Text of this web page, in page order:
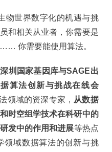
世界数字化的机遇与挑
和相关从业者，你需要是
你需要能使用算法。
圳国家基因库与SAGE出
算法创新与挑战在线会
领域的资深专家， 从数据
时空组学技术在科研中的
发中的作用和进展等热点
领域数据算法的创新与挑